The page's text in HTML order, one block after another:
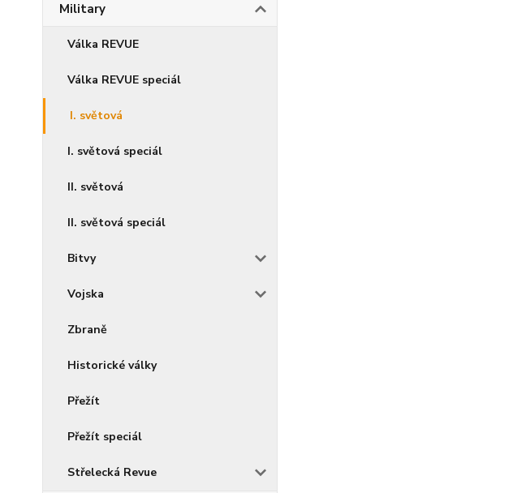
Military
Válka REVUE
Válka REVUE speciál
I. světová
I. světová speciál
II. světová
II. světová speciál
Bitvy
Vojska
Zbraně
Historické války
Přežít
Přežít speciál
Střelecká Revue